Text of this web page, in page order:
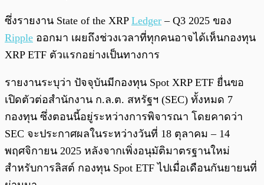
ซึ่งรายงาน State of the XRP Ledger – Q3 2025 ของ
Ripple ออกมา เผยถึงช่วงเวลาที่ทุกคนอาจได้เห็นกองทุน
XRP ETF ตัวแรกอย่างเป็นทางการ
รายงานระบุว่า ปัจจุบันมีกองทุน Spot XRP ETF ยื่นขอ
เปิดตัวต่อสำนักงาน ก.ล.ต. สหรัฐฯ (SEC) ทั้งหมด 7
กองทุน ซึ่งตอนนี้อยู่ระหว่างการพิจารณา โดยคาดว่า
SEC จะประกาศผลในระหว่างวันที่ 18 ตุลาคม – 14
พฤศจิกายน 2025 หลังจากเพิ่งอนุมัติมาตรฐานใหม่
สำหรับการลิสต์ กองทุน Spot ETF ไปเมื่อเดือนกันยายนที่